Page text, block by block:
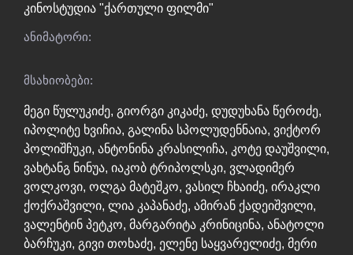
კინოსტუდია "ქართული ფილმი"
ანიმატორი:
მსახიობები:
მეგი წულუკიძე, გიორგი კიკაძე, დუდუხანა წეროძე,
იპოლიტე ხვიჩია, გალინა სპოლუდენნაია, ვიქტორ
პოლიშჩუკი, ანტონინა კრასილიჩა, კოტე დაუშვილი,
ვახტანგ ნინუა, იაკობ ტრიპოლსკი, ვლადიმერ
ვოლკოვი, ოლგა მატეშკო, ვასილ ჩხაიძე, ირაკლი
ქოქრაშვილი, ლია კაპანაძე, ამირან ქადეიშვილი,
ვალენტინ პეტკო, მარგარიტა კრინიცინა, ანატოლი
ბარჩუკი, გივი თოხაძე, ელენე საყვარელიძე, მერი